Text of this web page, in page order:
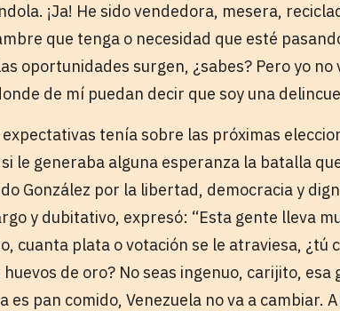
¡Ja! He sido vendedora, mesera,
que tenga o necesidad que esté
oportunidades surgen, ¿sabes? Pero yo no
de mí puedan decir que soy una
tenía sobre las próximas
le generaba alguna esperanza la batalla
González por la libertad, democracia y
y dubitativo, expresó: “Esta gente lleva
cuanta plata o votación se le atraviesa, ¿tú
de oro? No seas ingenuo, carijito, esa
pan comido, Venezuela no va a cambiar.